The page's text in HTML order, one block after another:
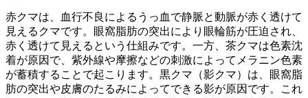
赤クマは、血行不良によるうっ血で静脈と動脈が赤く透けて
見えるクマです。眼窩脂肪の突出により眼輪筋が圧迫され、
赤く透けて見えるという仕組みです。一方、茶クマは色素沈
着が原因で、紫外線や摩擦などの刺激によってメラニン色素
が蓄積することで起こります。黒クマ（影クマ）は、眼窩脂
肪の突出や皮膚のたるみによってできる影が原因です。これ